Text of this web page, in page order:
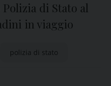
Polizia di Stato al
in viaggio
polizia di stato